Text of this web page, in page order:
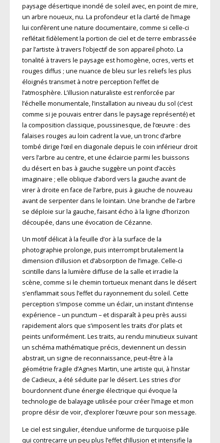
paysage désertique inondé de soleil avec, en point de mire,
un arbre noueux, nu. La profondeur et la clarté de l’image
lui confèrent une nature documentaire, comme si celle-ci
reflétait fidèlement la portion de ciel et de terre embrassée
par l’artiste à travers l’objectif de son appareil photo. La
tonalité à travers le paysage est homogène, ocres, verts et
rouges diffus ; une nuance de bleu sur les reliefs les plus
éloignés transmet à notre perception l’effet de
l’atmosphère. L’illusion naturaliste est renforcée par
l’échelle monumentale, l’installation au niveau du sol (c’est
comme si je pouvais entrer dans le paysage représenté) et
la composition classique, poussinesque, de l’œuvre : des
falaises rouges au loin cadrent la vue, un tronc d’arbre
tombé dirige l’œil en diagonale depuis le coin inférieur droit
vers l’arbre au centre, et une éclaircie parmi les buissons
du désert en bas à gauche suggère un point d’accès
imaginaire ; elle oblique d’abord vers la gauche avant de
virer à droite en face de l’arbre, puis à gauche de nouveau
avant de serpenter dans le lointain. Une branche de l’arbre
se déploie sur la gauche, faisant écho à la ligne d’horizon
découpée, dans une évocation de Cézanne.
Un motif délicat à la feuille d’or à la surface de la
photographie prolonge, puis interrompt brutalement la
dimension d’illusion et d’absorption de l’image. Celle-ci
scintille dans la lumière diffuse de la salle et irradie la
scène, comme si le chemin tortueux menant dans le désert
s’enflammait sous l’effet du rayonnement du soleil. Cette
perception s’impose comme un éclair, un instant d’intense
expérience – un punctum – et disparaît à peu près aussi
rapidement alors que s’imposent les traits d’or plats et
peints uniformément. Les traits, au rendu minutieux suivant
un schéma mathématique précis, deviennent un dessin
abstrait, un signe de reconnaissance, peut-être à la
géométrie fragile d’Agnes Martin, une artiste qui, à l’instar
de Cadieux, a été séduite par le désert. Les stries d’or
bourdonnent d’une énergie électrique qui évoque la
technologie de balayage utilisée pour créer l’image et mon
propre désir de voir, d’explorer l’œuvre pour son message.
Le ciel est singulier, étendue uniforme de turquoise pâle
qui contrecarre un peu plus l’effet d’illusion et intensifie la